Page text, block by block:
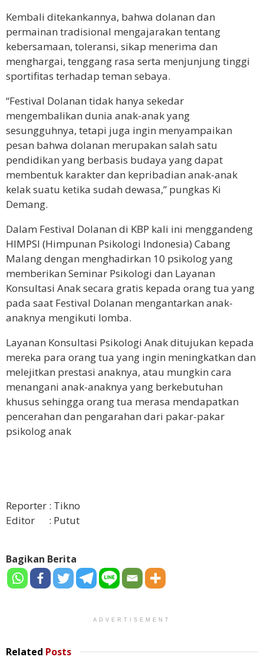
Kembali ditekankannya, bahwa dolanan dan
permainan tradisional mengajarakan tentang
kebersamaan, toleransi, sikap menerima dan
menghargai, tenggang rasa serta menjunjung tinggi
sportifitas terhadap teman sebaya.
“Festival Dolanan tidak hanya sekedar
mengembalikan dunia anak-anak yang
sesungguhnya, tetapi juga ingin menyampaikan
pesan bahwa dolanan merupakan salah satu
pendidikan yang berbasis budaya yang dapat
membentuk karakter dan kepribadian anak-anak
kelak suatu ketika sudah dewasa,” pungkas Ki
Demang.
Dalam Festival Dolanan di KBP kali ini menggandeng
HIMPSI (Himpunan Psikologi Indonesia) Cabang
Malang dengan menghadirkan 10 psikolog yang
memberikan Seminar Psikologi dan Layanan
Konsultasi Anak secara gratis kepada orang tua yang
pada saat Festival Dolanan mengantarkan anak-
anaknya mengikuti lomba.
Layanan Konsultasi Psikologi Anak ditujukan kepada
mereka para orang tua yang ingin meningkatkan dan
melejitkan prestasi anaknya, atau mungkin cara
menangani anak-anaknya yang berkebutuhan
khusus sehingga orang tua merasa mendapatkan
pencerahan dan pengarahan dari pakar-pakar
psikolog anak
Reporter : Tikno
Editor : Putut
Bagikan Berita
ADVERTISEMENT
Related Posts